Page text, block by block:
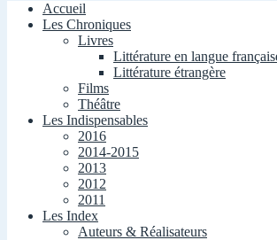
Accueil
Les Chroniques
Livres
Littérature en langue
Littérature étrangère
Films
Théâtre
Les Indispensables
2016
2014-2015
2013
2012
2011
Les Index
Auteurs & Réalisateurs